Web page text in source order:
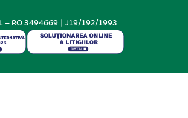
– RO 3494669 | J19/192/1993